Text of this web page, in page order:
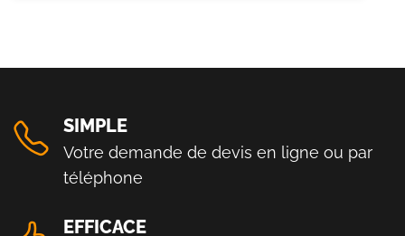
SIMPLE
Votre demande de devis en ligne ou par
téléphone
EFFICACE